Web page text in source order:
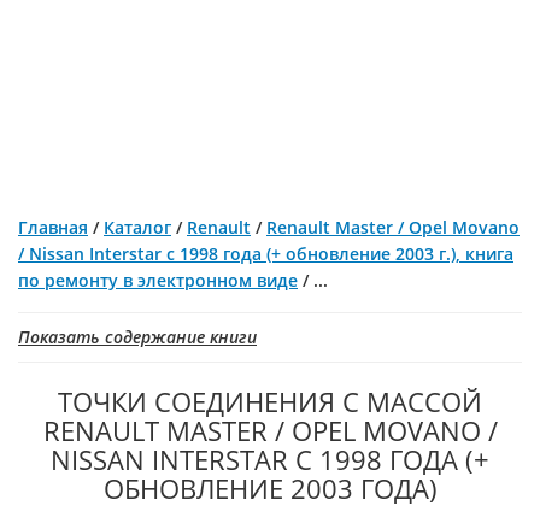
Главная / Каталог / Renault / Renault Master / Opel Movano
/ Nissan Interstar с 1998 года (+ обновление 2003 г.), книга
по ремонту в электронном виде / ...
Показать содержание книги
ТОЧКИ СОЕДИНЕНИЯ С МАССОЙ
RENAULT MASTER / OPEL MOVANO /
NISSAN INTERSTAR С 1998 ГОДА (+
ОБНОВЛЕНИЕ 2003 ГОДА)